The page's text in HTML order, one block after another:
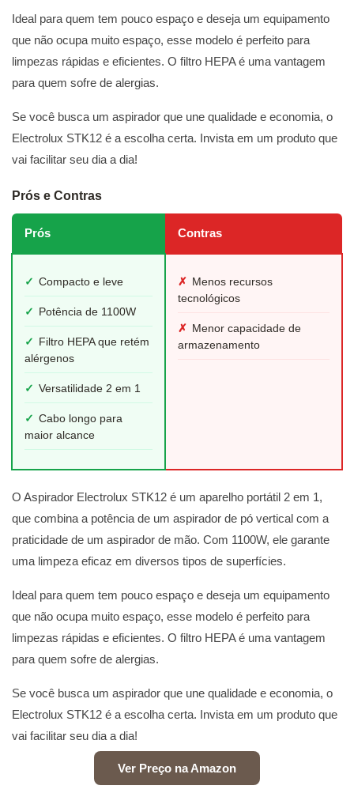
Ideal para quem tem pouco espaço e deseja um equipamento
que não ocupa muito espaço, esse modelo é perfeito para
limpezas rápidas e eficientes. O filtro HEPA é uma vantagem
para quem sofre de alergias.
Se você busca um aspirador que une qualidade e economia, o
Electrolux STK12 é a escolha certa. Invista em um produto que
vai facilitar seu dia a dia!
Prós e Contras
Prós Contras
✓ Compacto e leve
✓ Potência de 1100W
✓
Filtro HEPA que retém
alérgenos
✓ Versatilidade 2 em 1
✓ Cabo longo para
maior alcance
✗ Menos recursos
tecnológicos
✗ Menor capacidade de
armazenamento
O Aspirador Electrolux STK12 é um aparelho portátil 2 em 1,
que combina a potência de um aspirador de pó vertical com a
praticidade de um aspirador de mão. Com 1100W, ele garante
uma limpeza eficaz em diversos tipos de superfícies.
Ideal para quem tem pouco espaço e deseja um equipamento
que não ocupa muito espaço, esse modelo é perfeito para
limpezas rápidas e eficientes. O filtro HEPA é uma vantagem
para quem sofre de alergias.
Se você busca um aspirador que une qualidade e economia, o
Electrolux STK12 é a escolha certa. Invista em um produto que
vai facilitar seu dia a dia!
Ver Preço na Amazon